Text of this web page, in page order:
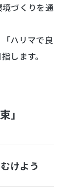
づくりを通
ハリマで良
します。
」
けよう